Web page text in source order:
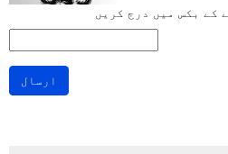
کے بکس میں درج کریں
ارسال